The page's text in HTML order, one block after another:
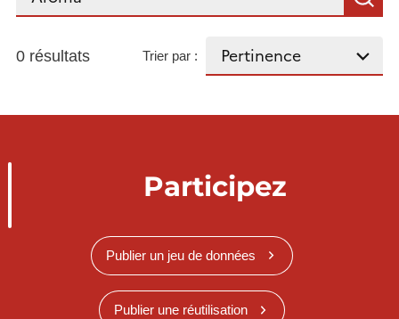
0 résultats Trier par :
Participez
Publier un jeu de données
Publier une réutilisation